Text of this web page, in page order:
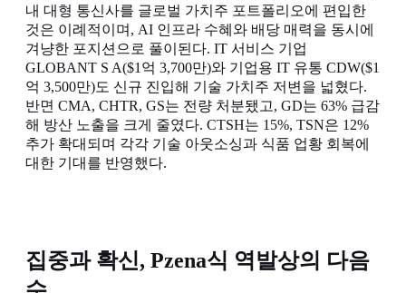
내 대형 통신사를 글로벌 가치주 포트폴리오에 편입한
것은 이례적이며, AI 인프라 수혜와 배당 매력을 동시에
겨냥한 포지션으로 풀이된다. IT 서비스 기업
GLOBANT S A($1억 3,700만)와 기업용 IT 유통 CDW($1
억 3,500만)도 신규 진입해 기술 가치주 저변을 넓혔다.
반면 CMA, CHTR, GS는 전량 처분됐고, GD는 63% 급감
해 방산 노출을 크게 줄였다. CTSH는 15%, TSN은 12%
추가 확대되며 각각 기술 아웃소싱과 식품 업황 회복에
대한 기대를 반영했다.
집중과 확신, Pzena식 역발상의 다음